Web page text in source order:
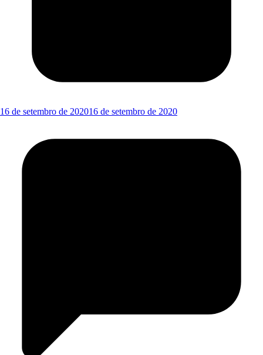
16 de setembro de 202016 de setembro de 2020